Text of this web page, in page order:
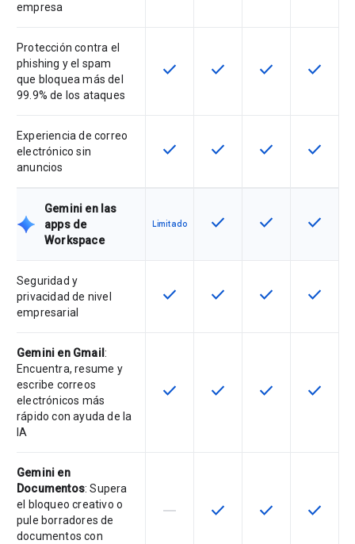
empresa
Protección contra el
phishing y el spam
que bloquea más del
99.9% de los ataques
Esta función está disponible en
check Esta función está
check Esta función
check Esta
check
Experiencia de correo
electrónico sin
anuncios
Esta función está disponible en
check Esta función está
check Esta función
check Esta
check
Gemini en las
apps de
Workspace
Limitado Esta función está
check Esta función
check Esta
check
Seguridad y
privacidad de nivel
empresarial
Esta función está disponible en
check Esta función está
check Esta función
check Esta
check
Gemini en Gmail :
Encuentra, resume y
escribe correos
electrónicos más
rápido con ayuda de la
IA
Esta función está disponible en
check Esta función está
check Esta función
check Esta
check
Gemini en
Documentos: Supera
el bloqueo creativo o
pule borradores de
documentos con
Esta función no está disponible en
horizontal_rule Esta función está
check Esta función
check Esta
check